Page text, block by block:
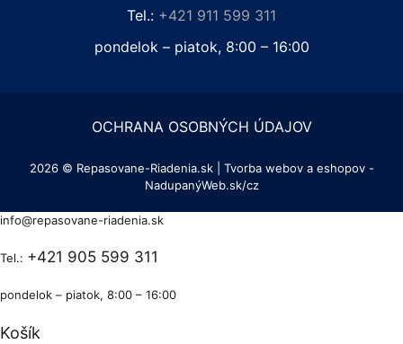
Tel.: +421 911 599 311
pondelok – piatok, 8:00 – 16:00
OCHRANA OSOBNÝCH ÚDAJOV
2026 © Repasovane-Riadenia.sk | Tvorba webov a eshopov -
NadupanýWeb.sk/cz
info@repasovane-riadenia.sk
Tel.: +421 905 599 311
pondelok – piatok, 8:00 – 16:00
Košík